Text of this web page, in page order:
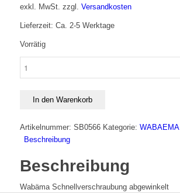
exkl. MwSt. zzgl. Versandkosten
Lieferzeit: Ca. 2-5 Werktage
Vorrätig
MengeIn den Warenkorb
Artikelnummer: SB0566 Kategorie: WABAEMA
Beschreibung
Beschreibung
Wabäma Schnellverschraubung abgewinkelt